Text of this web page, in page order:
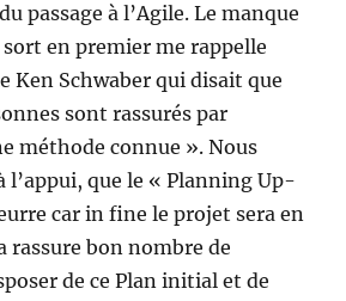
passage à l’Agile. Le manque
en premier me rappelle
Ken Schwaber qui disait que
sont rassurés par
méthode connue ». Nous
l’appui, que le « Planning Up-
car in fine le projet sera en
rassure bon nombre de
de ce Plan initial et de